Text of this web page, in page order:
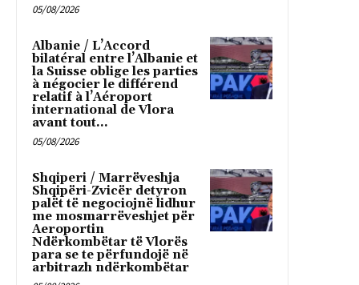
05/08/2026
Albanie / L’Accord
bilatéral entre l’Albanie et
la Suisse oblige les parties
à négocier le différend
relatif à l’Aéroport
international de Vlora
avant tout...
05/08/2026
Shqiperi / Marrëveshja
Shqipëri-Zvicër detyron
palët të negociojnë lidhur
me mosmarrëveshjet për
Aeroportin
Ndërkombëtar të Vlorës
para se te përfundojë në
arbitrazh ndërkombëtar